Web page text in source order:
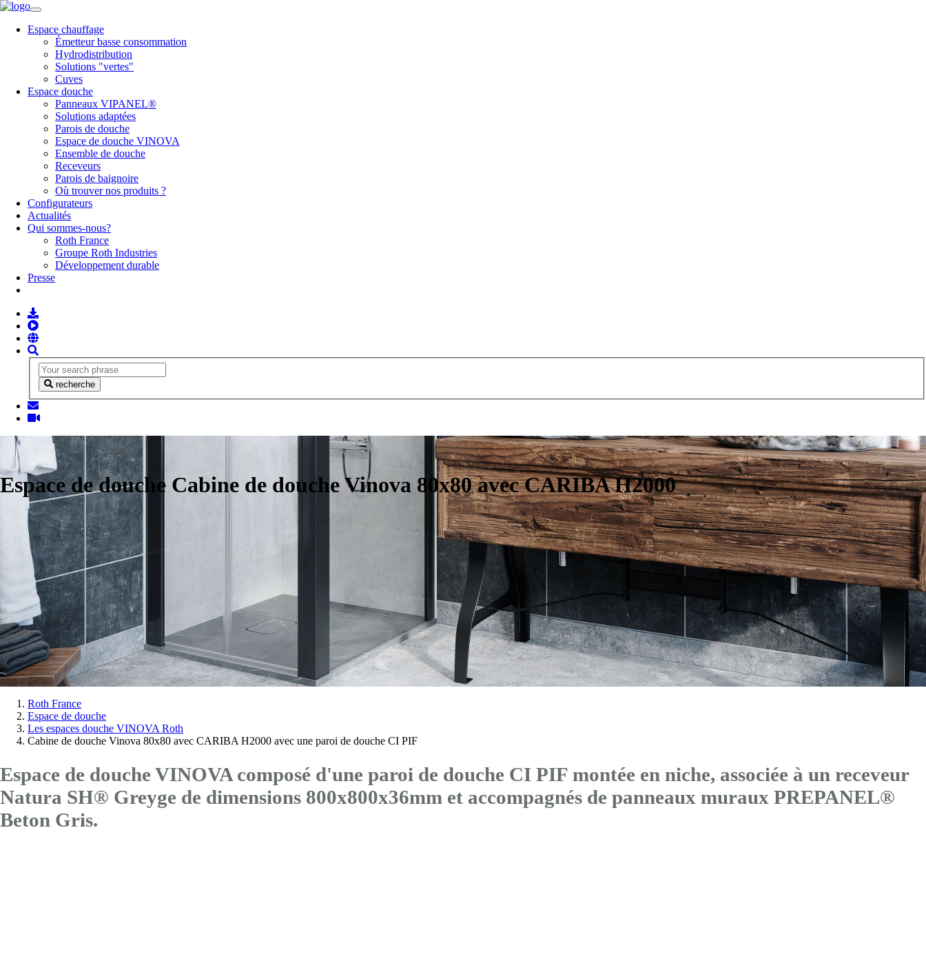
Espace chauffage
Émetteur basse consommation
Hydrodistribution
Solutions "vertes"
Cuves
Espace douche
Panneaux VIPANEL®
Solutions adaptées
Parois de douche
Espace de douche VINOVA
Ensemble de douche
Receveurs
Parois de baignoire
Où trouver nos produits ?
Configurateurs
Actualités
Qui sommes-nous?
Roth France
Groupe Roth Industries
Développement durable
Presse
recherche
Espace de douche Cabine de douche Vinova 80x80 avec CARIBA H2000
Vous
êtes
Roth France
Espace de douche
Les espaces douche VINOVA Roth
Cabine de douche Vinova 80x80 avec CARIBA H2000 avec une paroi de douche CI PIF
Espace de douche VINOVA composé d'une paroi de douche CI PIF montée en niche, associée à un receveur
Natura SH® Greyge de dimensions 800x800x36mm et accompagnés de panneaux muraux PREPANEL®
Beton Gris.